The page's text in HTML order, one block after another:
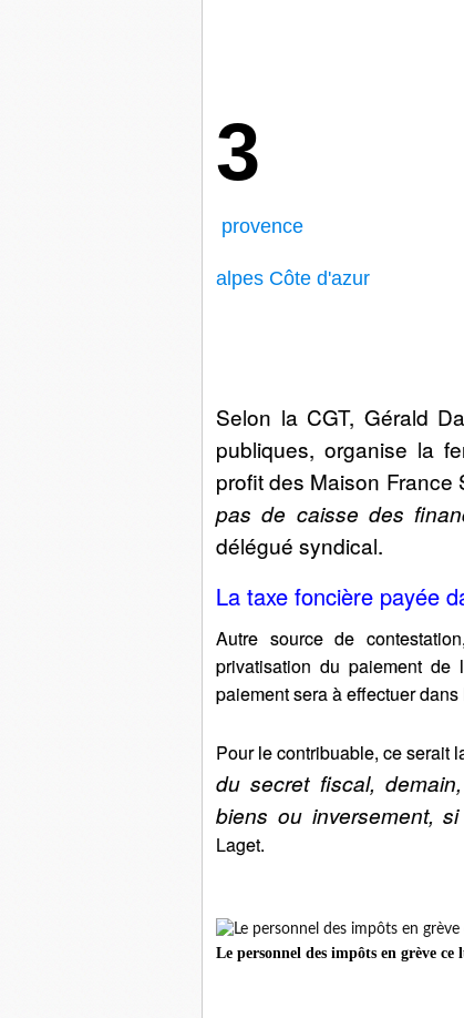
3
provence
alpes Côte d'azur
Selon la CGT, Gérald
publiques, organise la
profit des Maison France
pas de caisse des
délégué syndical.
La taxe foncière payée
Autre source de
privatisation du paiement
paiement sera à effectuer
Pour le contribuable, ce serait
du secret fiscal,
biens ou inversement,
Laget.
Le personnel des impôts en grève